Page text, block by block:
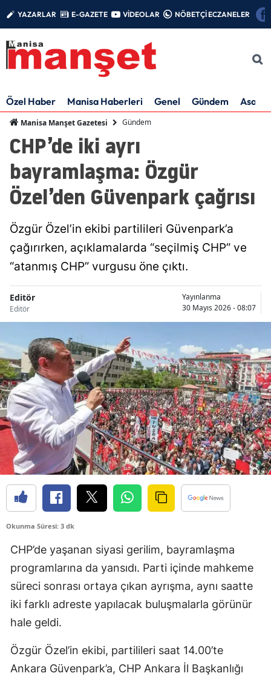
YAZARLAR E-GAZETE VİDEOLAR NÖBETÇİ ECZANELER
Özel Haber Manisa Haberleri Genel Gündem Asayiş
Manisa Manşet Gazetesi Gündem
CHP’de iki ayrı
bayramlaşma: Özgür
Özel’den Güvenpark çağrısı
Özgür Özel’in ekibi partilileri Güvenpark’a
çağırırken, açıklamalarda “seçilmiş CHP” ve
“atanmış CHP” vurgusu öne çıktı.
Editör
Editör
Yayınlanma
30 Mayıs 2026 - 08:07
Okunma Süresi: 3 dk
CHP’de yaşanan siyasi gerilim, bayramlaşma
programlarına da yansıdı. Parti içinde mahkeme
süreci sonrası ortaya çıkan ayrışma, aynı saatte
iki farklı adreste yapılacak buluşmalarla görünür
hale geldi.
Özgür Özel’in ekibi, partilileri saat 14.00’te
Ankara Güvenpark’a, CHP Ankara İl Başkanlığı